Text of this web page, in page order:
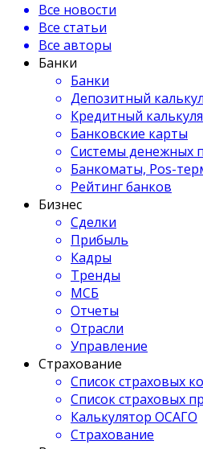
Все новости
Все статьи
Все авторы
Банки
Банки
Депозитный
Кредитный
Банковские карты
Системы денежных
Банкоматы, Pos-
Рейтинг банков
Бизнес
Сделки
Прибыль
Кадры
Тренды
МСБ
Отчеты
Отрасли
Управление
Страхование
Список страховых
Список страховых
Калькулятор ОСАГО
Страхование